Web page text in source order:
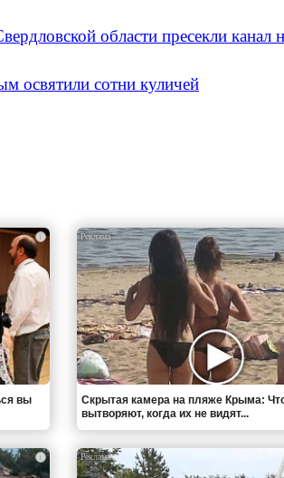
области пресекли канал
освятили сотни куличей
i
вы
Скрытая камера на пляже Крыма:
вытворяют, когда их не видят...
i